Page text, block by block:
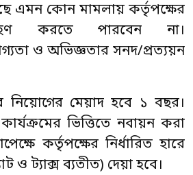
এমন কোন মামলায় কর্তৃপক্ষের
করতে পারবেন না।
ও অভিজ্ঞতার সনদ/প্রত্যয়ন
নিয়োগের মেয়াদ হবে ১ বছর।
ভিত্তিতে নবায়ন করা
কর্তৃপক্ষের নির্ধারিত হারে
ও ট্যাক্স ব্যতীত) দেয়া হবে।